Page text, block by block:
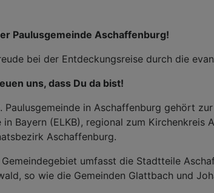
Paulusgemeinde Aschaffenburg!
bei der Entdeckungsreise durch die
uns, dass Du da bist!
Paulusgemeinde in Aschaffenburg gehört
in Bayern (ELKB), regional zum Kirchenkreis
Aschaffenburg.
Gemeindegebiet umfasst die Stadtteile
so wie die Gemeinden Glattbach und